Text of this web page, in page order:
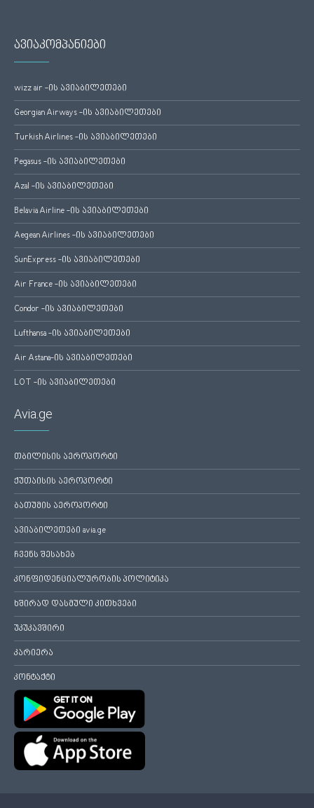
ავიაკომპანიები
wizz air -ის ავიაბილეთები
Georgian Airways -ის ავიაბილეთები
Turkish Airlines -ის ავიაბილეთები
Pegasus -ის ავიაბილეთები
Azal -ის ავიაბილეთები
Belavia Airline -ის ავიაბილეთები
Aegean Airlines -ის ავიაბილეთები
SunExpress -ის ავიაბილეთები
Air France -ის ავიაბილეთები
Condor -ის ავიაბილეთები
Lufthansa -ის ავიაბილეთები
Air Astana-ის ავიაბილეთები
LOT -ის ავიაბილეთები
Avia.ge
თბილისის აეროპორტი
ქუთაისის აეროპორტი
ბათუმის აეროპორტი
ავიაბილეთები avia.ge
ჩვენს შესახებ
კონფიდენციალურობის პოლიტიკა
ხშირად დასმული კითხვები
უკუკავშირი
კარიერა
კონტაქტი